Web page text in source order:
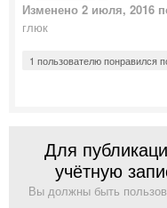
Изменено 2 июля, 2016
глюк
1 пользователю понравился
Для
учётную
Вы должны быть